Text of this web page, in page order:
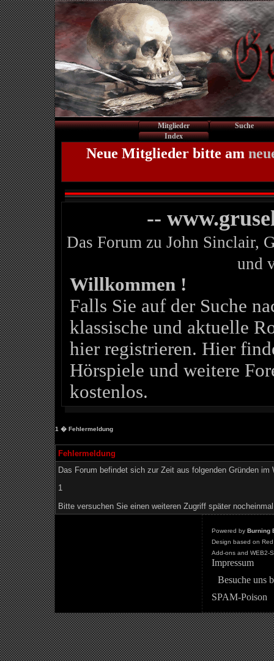
Mitglieder
Suche
Index
Neue Mitglieder bitte am
--
Das Forum zu John Sinclair,
und
Willkommen !
Falls Sie auf der Suche
klassische und aktuelle
hier registrieren. Hier
Hörspiele und weitere
kostenlos.
1 � Fehlermeldung
Fehlermeldung
Das Forum befindet sich zur Zeit aus folgenden Gründen im
1
Bitte versuchen Sie einen weiteren Zugriff später
Powered by Burning
Design based on
Add-ons and WEB2-
Impressum
Besuche uns
SPAM-Poison